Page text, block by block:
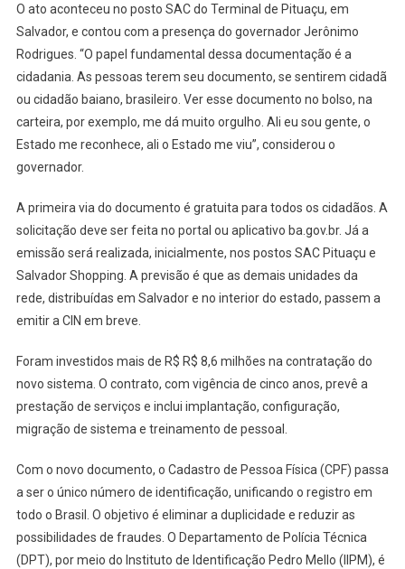
BAIANO
É
ATUALIZADO
PARA
EMISSÃO
DO
O ato aconteceu no posto SAC do Terminal de Pituaçu, em
Salvador, e contou com a presença do governador Jerônimo
Rodrigues. “O papel fundamental dessa documentação é a
cidadania. As pessoas terem seu documento, se sentirem cidadã
ou cidadão baiano, brasileiro. Ver esse documento no bolso, na
carteira, por exemplo, me dá muito orgulho. Ali eu sou gente, o
Estado me reconhece, ali o Estado me viu”, considerou o
governador.
A primeira via do documento é gratuita para todos os cidadãos. A
solicitação deve ser feita no portal ou aplicativo ba.gov.br. Já a
emissão será realizada, inicialmente, nos postos SAC Pituaçu e
Salvador Shopping. A previsão é que as demais unidades da
rede, distribuídas em Salvador e no interior do estado, passem a
emitir a CIN em breve.
Foram investidos mais de R$ R$ 8,6 milhões na contratação do
novo sistema. O contrato, com vigência de cinco anos, prevê a
prestação de serviços e inclui implantação, configuração,
migração de sistema e treinamento de pessoal.
Com o novo documento, o Cadastro de Pessoa Física (CPF) passa
a ser o único número de identificação, unificando o registro em
todo o Brasil. O objetivo é eliminar a duplicidade e reduzir as
possibilidades de fraudes. O Departamento de Polícia Técnica
(DPT), por meio do Instituto de Identificação Pedro Mello (IIPM), é